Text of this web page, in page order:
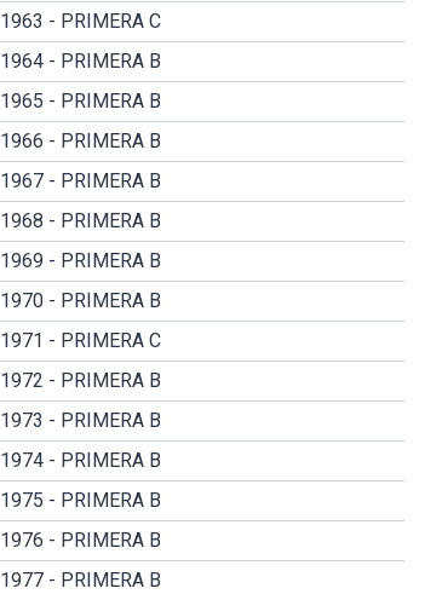
1963 - PRIMERA C
1964 - PRIMERA B
1965 - PRIMERA B
1966 - PRIMERA B
1967 - PRIMERA B
1968 - PRIMERA B
1969 - PRIMERA B
1970 - PRIMERA B
1971 - PRIMERA C
1972 - PRIMERA B
1973 - PRIMERA B
1974 - PRIMERA B
1975 - PRIMERA B
1976 - PRIMERA B
1977 - PRIMERA B